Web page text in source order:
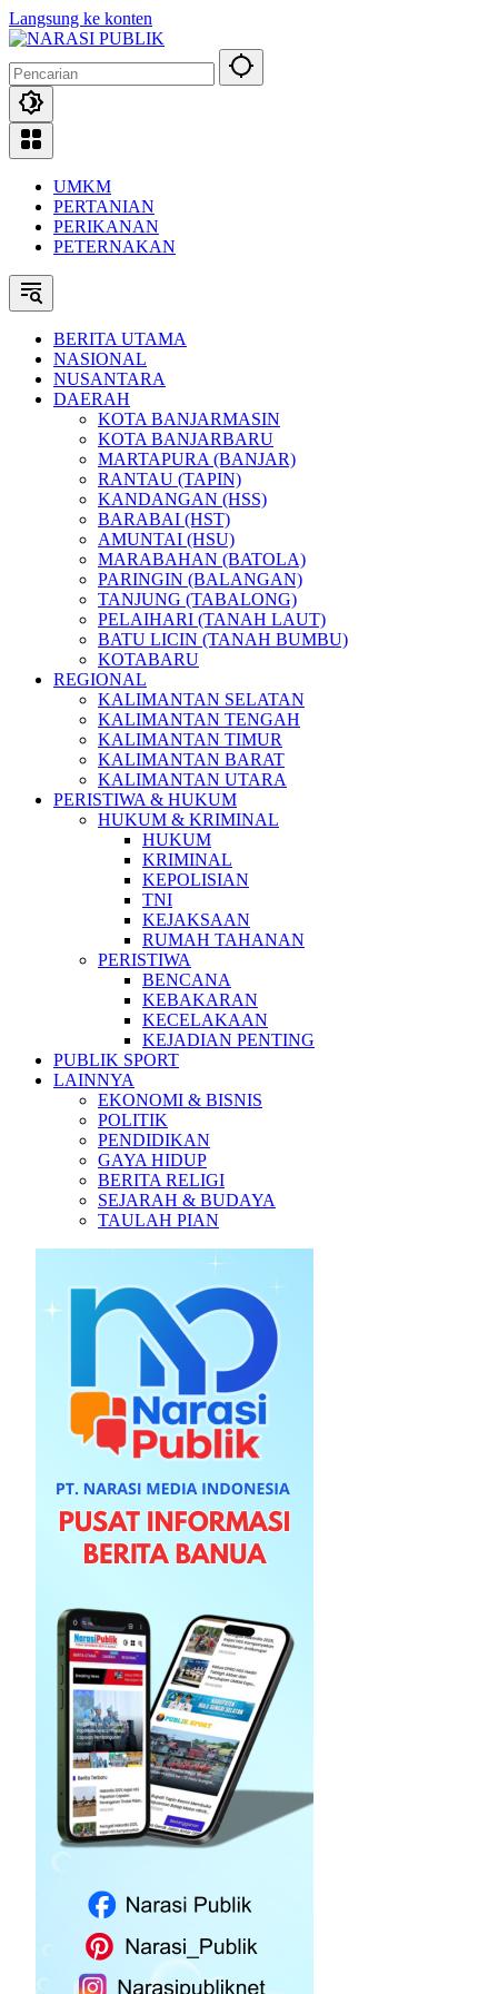
Langsung ke konten
UMKM
PERTANIAN
PERIKANAN
PETERNAKAN
BERITA UTAMA
NASIONAL
NUSANTARA
DAERAH
KOTA BANJARMASIN
KOTA BANJARBARU
MARTAPURA (BANJAR)
RANTAU (TAPIN)
KANDANGAN (HSS)
BARABAI (HST)
AMUNTAI (HSU)
MARABAHAN (BATOLA)
PARINGIN (BALANGAN)
TANJUNG (TABALONG)
PELAIHARI (TANAH LAUT)
BATU LICIN (TANAH BUMBU)
KOTABARU
REGIONAL
KALIMANTAN SELATAN
KALIMANTAN TENGAH
KALIMANTAN TIMUR
KALIMANTAN BARAT
KALIMANTAN UTARA
PERISTIWA & HUKUM
HUKUM & KRIMINAL
HUKUM
KRIMINAL
KEPOLISIAN
TNI
KEJAKSAAN
RUMAH TAHANAN
PERISTIWA
BENCANA
KEBAKARAN
KECELAKAAN
KEJADIAN PENTING
PUBLIK SPORT
LAINNYA
EKONOMI & BISNIS
POLITIK
PENDIDIKAN
GAYA HIDUP
BERITA RELIGI
SEJARAH & BUDAYA
TAULAH PIAN